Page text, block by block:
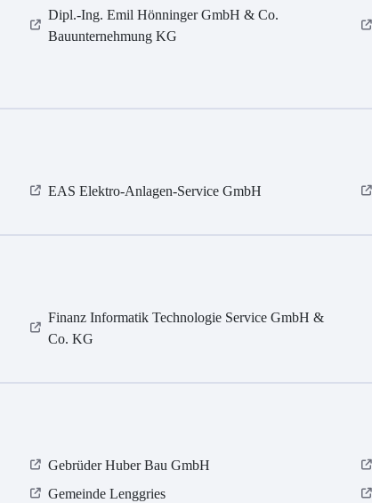
Dipl.-Ing. Emil Hönninger GmbH & Co.
Bauunternehmung KG
EAS Elektro-Anlagen-Service GmbH
Finanz Informatik Technologie Service GmbH &
Co. KG
Gebrüder Huber Bau GmbH
Gemeinde Lenggries